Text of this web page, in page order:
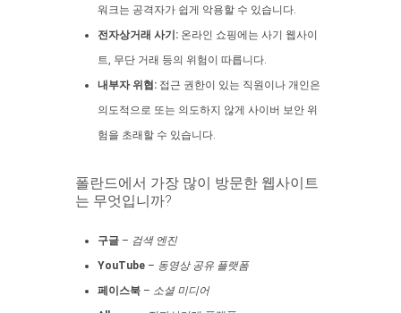
워크는 공격자가 쉽게 악용할 수 있습니다.
전자상거래 사기: 온라인 쇼핑에는 사기 웹사이
트, 무단 거래 등의 위험이 따릅니다.
내부자 위협: 접근 권한이 있는 직원이나 개인은
의도적으로 또는 의도하지 않게 사이버 보안 위
험을 초래할 수 있습니다.
폴란드에서 가장 많이 방문한 웹사이트
는 무엇입니까?
구글 – 검색 엔진
YouTube – 동영상 공유 플랫폼
페이스북 – 소셜 미디어